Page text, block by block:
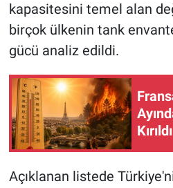
kapasitesini temel alan
birçok ülkenin tank
gücü analiz edildi.
Kırıldı
Açıklanan listede
SPOR
MAGAZİN
Bilim, Teknoloji